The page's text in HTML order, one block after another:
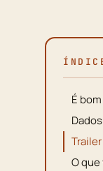
É
Trailer
O